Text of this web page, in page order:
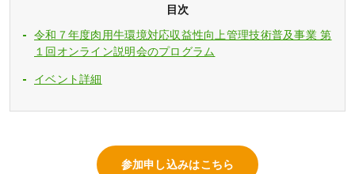
目次
令和７年度肉用牛環境対応収益性向上管理技術普及事業 第
１回オンライン説明会のプログラム
イベント詳細
参加申し込みはこちら